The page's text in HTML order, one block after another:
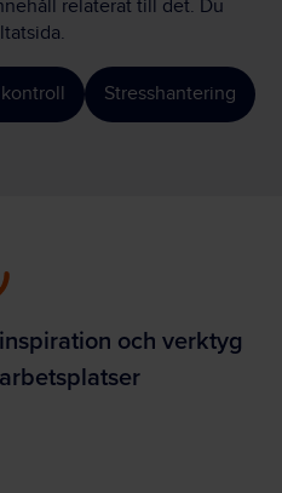
relaterat till det. Du
Stresshantering
och verktyg